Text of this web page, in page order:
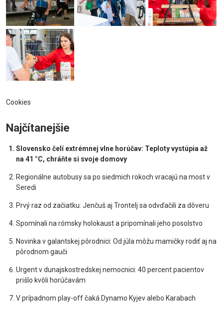
Cookies
Najčítanejšie
Slovensko čelí extrémnej vlne horúčav: Teploty vystúpia až
na 41 °C, chráňte si svoje domovy
Regionálne autobusy sa po siedmich rokoch vracajú na most v
Seredi
Prvý raz od začiatku: Jenčuš aj Trontelj sa odvďačili za dôveru
Spomínali na rómsky holokaust a pripomínali jeho posolstvo
Novinka v galantskej pôrodnici: Od júla môžu mamičky rodiť aj na
pôrodnom gauči
Urgent v dunajskostredskej nemocnici: 40 percent pacientov
prišlo kvôli horúčavám
V prípadnom play-off čaká Dynamo Kyjev alebo Karabach